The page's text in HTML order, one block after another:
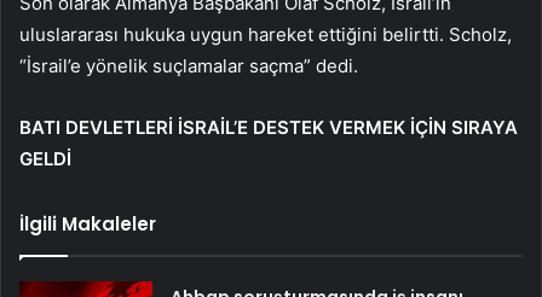
uluslararası hukuka uygun hareket ettiğini belirtti. Scholz,
“İsrail’e yönelik suçlamalar saçma” dedi.
BATI DEVLETLERİ İSRAİL’E DESTEK VERMEK İÇİN SIRAYA
GELDİ
İlgili Makaleler